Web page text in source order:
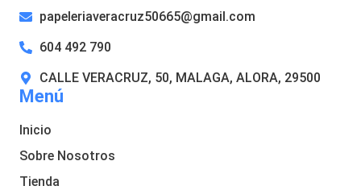
Menú
Inicio
Sobre Nosotros
Tienda
papeleriaveracruz50665@gmail.com
604 492 790
CALLE VERACRUZ, 50, MALAGA, ALORA, 29500